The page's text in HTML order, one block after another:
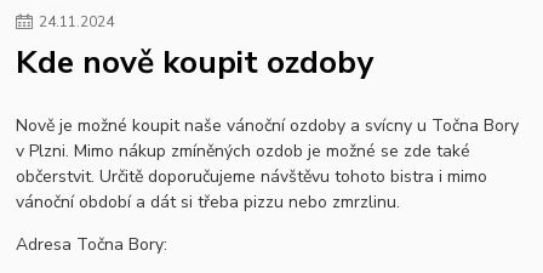
24.11.2024
Kde nově koupit ozdoby
Nově je možné koupit naše vánoční ozdoby a svícny u Točna Bory
v Plzni. Mimo nákup zmíněných ozdob je možné se zde také
občerstvit. Určitě doporučujeme návštěvu tohoto bistra i mimo
vánoční období a dát si třeba pizzu nebo zmrzlinu.
Adresa Točna Bory: